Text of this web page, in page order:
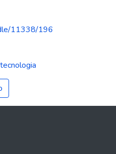
11338/196